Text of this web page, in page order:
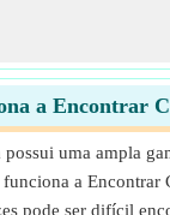
a Encontrar
uma ampla
a Encontrar
pode ser difícil